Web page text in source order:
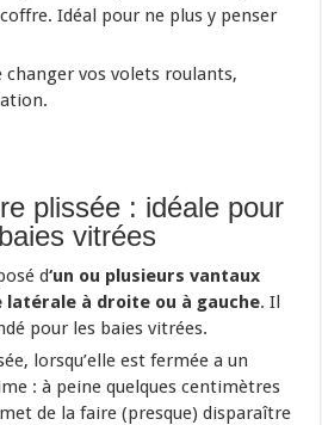
Idéal pour ne plus y penser
changer vos volets roulants,
plissée : idéale pour
vitrées
d‘un ou plusieurs vantaux
latérale à droite ou à gauche. Il
pour les baies vitrées.
lorsqu’elle est fermée a un
: à peine quelques centimètres
de la faire (presque) disparaître